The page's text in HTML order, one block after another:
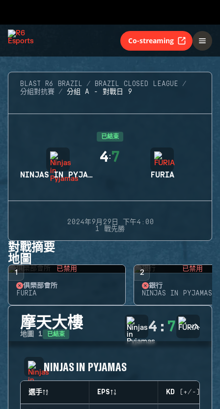
Co-streaming
BLAST R6 BRAZIL
BRAZIL CLOSED LEAGUE
分組對抗賽
分組 A - 對戰日 9
已結束
NINJAS IN PYJAMAS
4:7
FURIA
2024年9月29日 下午4:00
1 戰先勝
對戰摘要
地圖
1 已禁用
俱樂部會所
FURIA
2 已禁用
銀行
NINJAS IN PYJAMAS
摩天大樓
地圖 1 已結束 4 : 7
NINJAS IN PYJAMAS
選手 EPS KD (+/-)